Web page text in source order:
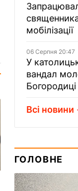
мобілізації
06 Серпня 20:47
У
вандал
Богородиці
Всі новини
ГОЛОВНЕ